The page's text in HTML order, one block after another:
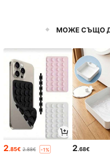
МОЖЕ СЪЩО
2.85€ 2.88€ -1% 2.68€